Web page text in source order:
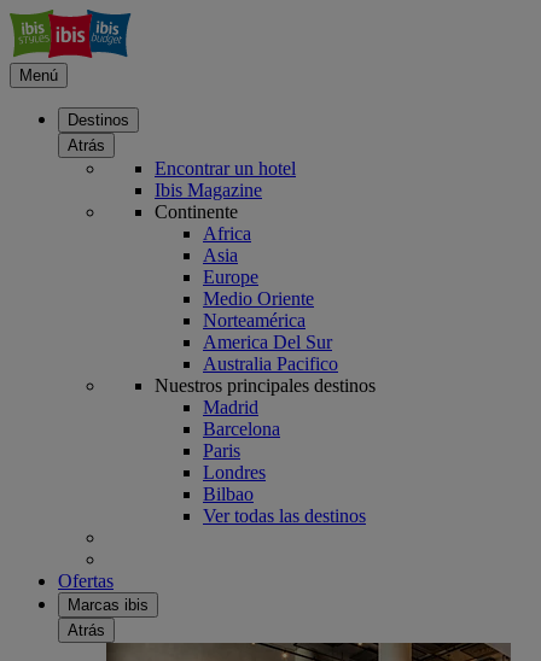
Menú
Destinos
Atrás
Encontrar un hotel
Ibis Magazine
Continente
Africa
Asia
Europe
Medio Oriente
Norteamérica
America Del Sur
Australia Pacifico
Nuestros principales destinos
Madrid
Barcelona
Paris
Londres
Bilbao
Ver todas las destinos
Ofertas
Marcas ibis
Atrás